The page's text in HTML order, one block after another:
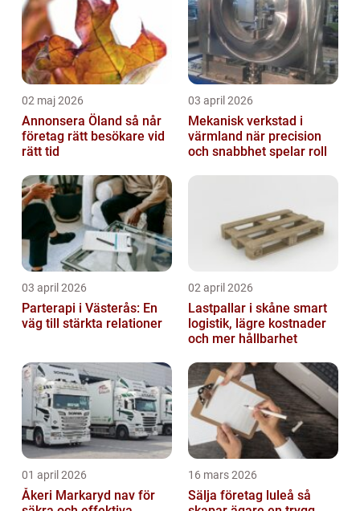
02 maj 2026
Annonsera Öland så når
företag rätt besökare vid
rätt tid
03 april 2026
Mekanisk verkstad i
värmland när precision
och snabbhet spelar roll
03 april 2026
Parterapi i Västerås: En
väg till stärkta relationer
02 april 2026
Lastpallar i skåne smart
logistik, lägre kostnader
och mer hållbarhet
01 april 2026
Åkeri Markaryd nav för
16 mars 2026
Sälja företag luleå så